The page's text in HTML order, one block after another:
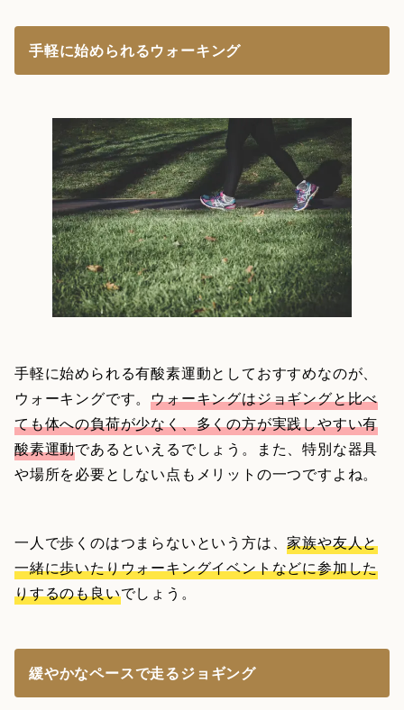
手軽に始められるウォーキング
手軽に始められる有酸素運動としておすすめなのが、
ウォーキングです。ウォーキングはジョギングと比べ
ても体への負荷が少なく、多くの方が実践しやすい有
酸素運動であるといえるでしょう。また、特別な器具
や場所を必要としない点もメリットの一つですよね。
一人で歩くのはつまらないという方は、家族や友人と
一緒に歩いたりウォーキングイベントなどに参加した
りするのも良いでしょう。
緩やかなペースで走るジョギング